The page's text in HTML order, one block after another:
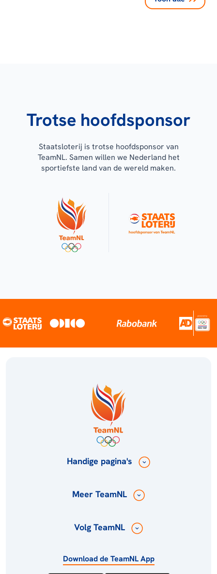
Trotse hoofdsponsor
Staatsloterij is trotse hoofdsponsor van
TeamNL. Samen willen we Nederland het
sportiefste land van de wereld maken.
Handige pagina's
Meer TeamNL
Volg TeamNL
Download de TeamNL App